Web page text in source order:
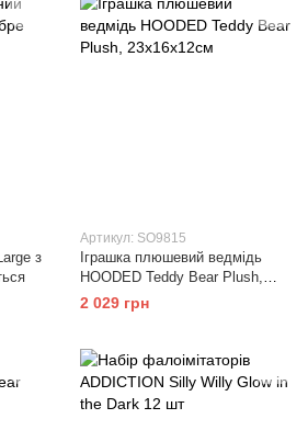
з
Артикул: SO9815
Іграшка плюшевий ведмідь
HOODED Teddy Bear Plush,
23x16x12см
2 029 грн